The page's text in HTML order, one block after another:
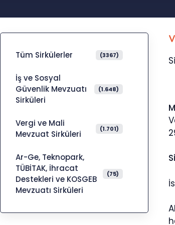
Tüm Sirkülerler (3367)
İş ve Sosyal
Güvenlik Mevzuatı
Sirküleri
(1.648)
Vergi ve Mali
Mevzuat Sirküleri
(1.701)
Ar-Ge, Teknopark,
TÜBİTAK, İhracat
Destekleri ve KOSGEB
Mevzuatı Sirküleri
(75)